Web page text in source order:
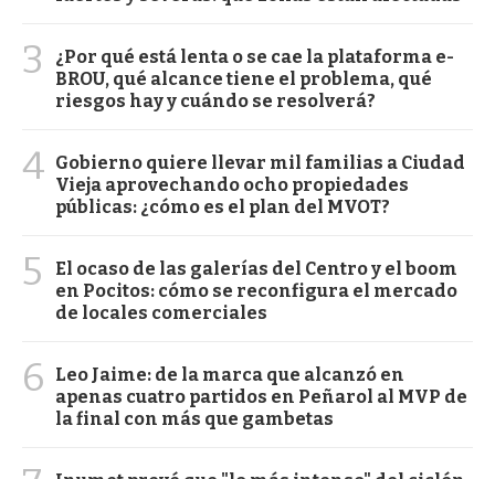
3
¿Por qué está lenta o se cae la plataforma e-
BROU, qué alcance tiene el problema, qué
riesgos hay y cuándo se resolverá?
4 Gobierno quiere llevar mil familias a Ciudad
Vieja aprovechando ocho propiedades
públicas: ¿cómo es el plan del MVOT?
5
El ocaso de las galerías del Centro y el boom
en Pocitos: cómo se reconfigura el mercado
de locales comerciales
6
Leo Jaime: de la marca que alcanzó en
apenas cuatro partidos en Peñarol al MVP de
la final con más que gambetas